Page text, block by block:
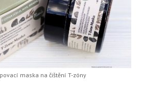
maska na čištění T-zóny